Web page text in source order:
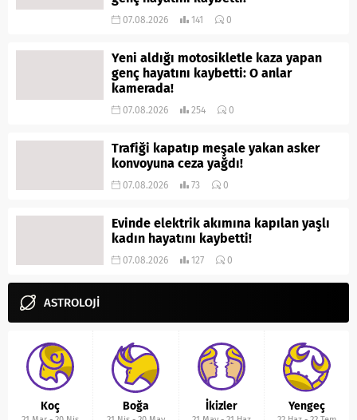
07.08.2026 141 0
Yeni aldığı motosikletle kaza yapan
genç hayatını kaybetti: O anlar
kamerada!
07.08.2026 254 0
Trafiği kapatıp meşale yakan asker
konvoyuna ceza yağdı!
07.08.2026 73 0
Evinde elektrik akımına kapılan yaşlı
kadın hayatını kaybetti!
07.08.2026 127 0
ASTROLOJİ
Koç Boğa İkizler Yengeç